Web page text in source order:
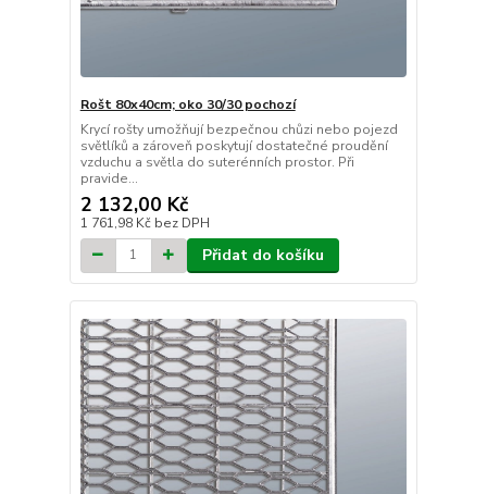
Rošt 80x40cm; oko 30/30 pochozí
Krycí rošty umožňují bezpečnou chůzi nebo pojezd
světlíků a zároveň poskytují dostatečné proudění
vzduchu a světla do suterénních prostor. Při
pravide...
2 132,00 Kč
1 761,98 Kč bez DPH
Přidat do košíku